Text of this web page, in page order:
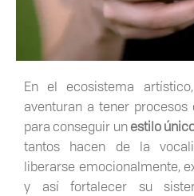
En el ecosistema
aventuran a tener procesos
para conseguir unestilo
tantos hacen de la
liberarse emocionalmente,
y así fortalecer su